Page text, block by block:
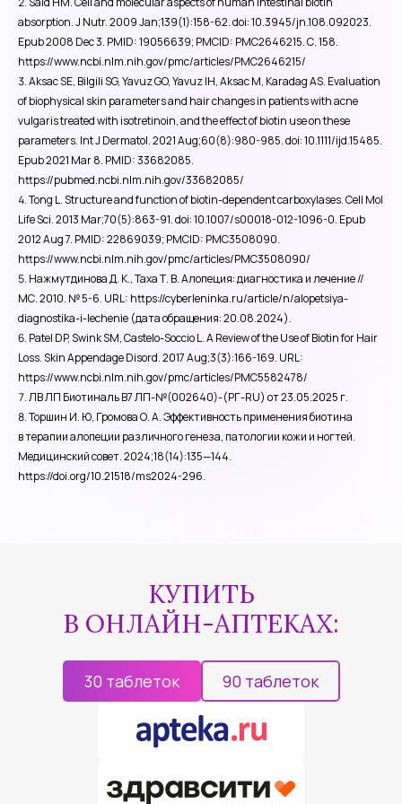
absorption. J Nutr. 2009 Jan;139(1):158-62. doi: 10.3945/jn.108.092023.
Epub 2008 Dec 3. PMID: 19056639; PMCID: PMC2646215. С. 158.
https://www.ncbi.nlm.nih.gov/pmc/articles/PMC2646215/
Aksac SE, Bilgili SG, Yavuz GO, Yavuz IH, Aksac M, Karadag AS. Evaluation
of biophysical skin parameters and hair changes in patients with acne
vulgaris treated with isotretinoin, and the effect of biotin use on these
parameters. Int J Dermatol. 2021 Aug;60(8):980-985. doi: 10.1111/ijd.15485.
Epub 2021 Mar 8. PMID: 33682085.
https://pubmed.ncbi.nlm.nih.gov/33682085/
Tong L. Structure and function of biotin-dependent carboxylases. Cell Mol
Life Sci. 2013 Mar;70(5):863-91. doi: 10.1007/s00018-012-1096-0. Epub
2012 Aug 7. PMID: 22869039; PMCID: PMC3508090.
https://www.ncbi.nlm.nih.gov/pmc/articles/PMC3508090/
Нажмутдинова Д. К., Таха Т. В. Алопеция: диагностика и лечение //
МС. 2010. № 5-6. URL: https://cyberleninka.ru/article/n/alopetsiya-
diagnostika-i-lechenie (дата обращения: 20.08.2024).
Patel DP, Swink SM, Castelo-Soccio L. A Review of the Use of Biotin for Hair
Loss. Skin Appendage Disord. 2017 Aug;3(3):166-169. URL:
https://www.ncbi.nlm.nih.gov/pmc/articles/PMC5582478/
ЛВ ЛП Биотиналь В7 ЛП-№(002640)-(РГ-RU) от 23.05.2025 г.
Торшин И. Ю, Громова О. А. Эффективность применения биотина
в терапии алопеции различного генеза, патологии кожи и ногтей.
Медицинский совет. 2024;18(14):135—144.
https://doi.org/10.21518/ms2024-296.
КУПИТЬ
В ОНЛАЙН-АПТЕКАХ:
30 таблеток 90 таблеток